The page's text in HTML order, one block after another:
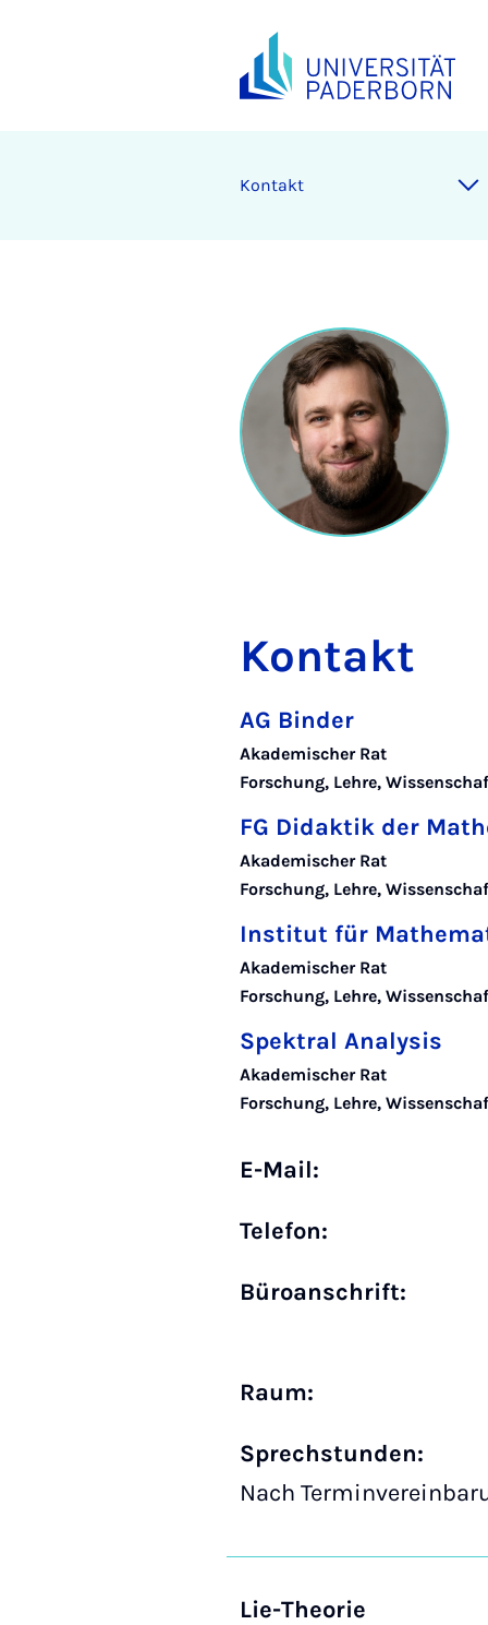
Kontakt
Kontakt
AG Binder
Akademischer Rat
Forschung, Lehre,
FG Didaktik der
Akademischer Rat
Forschung, Lehre,
Institut für
Akademischer Rat
Forschung, Lehre,
Spektral Analysis
Akademischer Rat
Forschung, Lehre,
E-Mail:
Telefon:
Büro­anschrift:
Raum:
Sprechstunden:
Nach
Lie-Theorie